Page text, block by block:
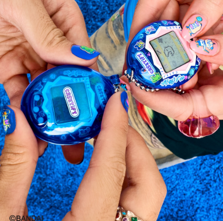
1996년에 처음 출시된 다마고치는
최근 와이투케이 트렌드와 함께
과거의 향수를 불러일으키는 콘텐츠로
주목받고 있는데,
케이스티파이는 다마고치의 특징인
픽셀 아트와 마메치, 미미치, 구치파치 같은
대표 캐릭터들을 다양한 테크 액세서리에 담아냈어.
이번 컬렉션은 5월 29일 오전 11시부터
웨이팅 리스트 등록자에 한해
제품을 먼저 구매할 수 있으며,
이후 케이스티파이 공식 웹사이트와
도산 플래그십 스토어를 포함한
전국 14개 오프라인 매장에서 제품을 판매한다고 하니
덕질러들은 참고해!
출처: 반다이남코, 럭키드로우
다마고치 케이스